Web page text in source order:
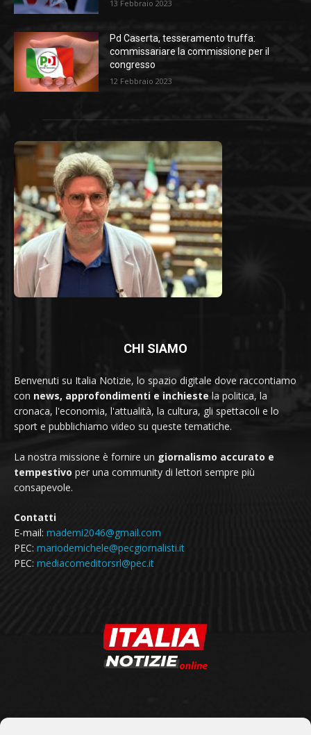
13 Febbraio 2023
Pd Caserta, tesseramento truffa:
commissariare la commissione per il
congresso
12 Febbraio 2023
CHI SIAMO
Benvenuti su Italia Notizie, lo spazio digitale dove raccontiamo
con news, approfondimenti e inchieste la politica, la
cronaca, l'economia, l'attualità, la cultura, gli spettacoli e lo
sport e pubblichiamo video su queste tematiche.
La nostra missione è fornire un giornalismo accurato e
tempestivo per una community di lettori sempre più
consapevole.
Contatti
E-mail: mademi2046@gmail.com
PEC: mariodemichele@pecgiornalisti.it
PEC: mediacomeditorsrl@pec.it
SEGUICI SU